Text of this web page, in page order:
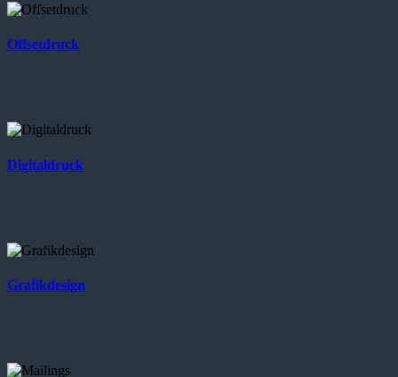
Offsetdruck
Digitaldruck
Grafikdesign